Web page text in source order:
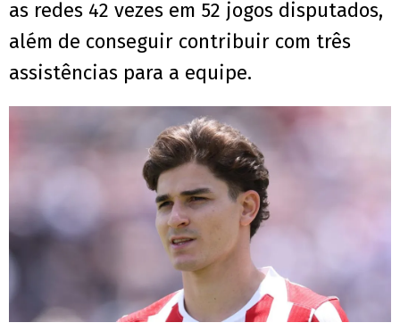
as redes 42 vezes em 52 jogos disputados,
além de conseguir contribuir com três
assistências para a equipe.